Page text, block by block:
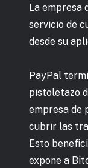
La empresa
servicio de
desde su
PayPal
pistoletazo
empresa de
cubrir las
Esto
expone a